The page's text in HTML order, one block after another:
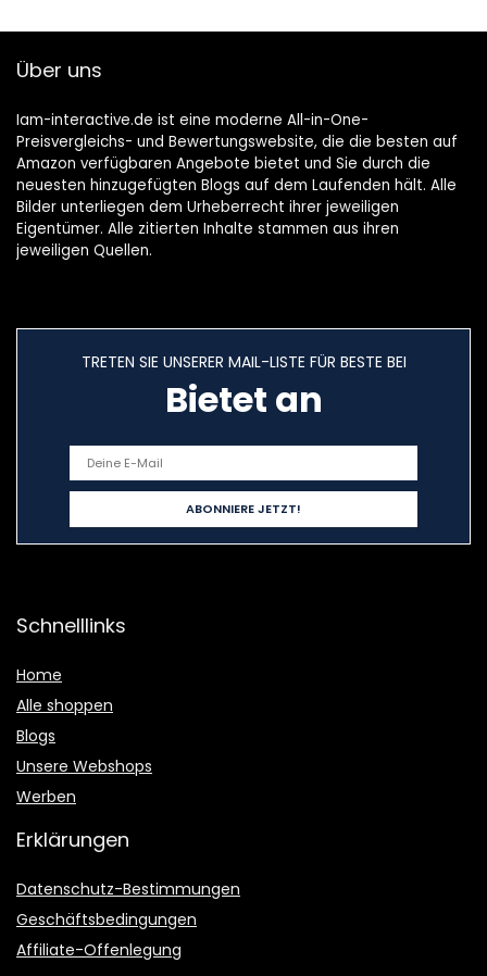
Über uns
Iam-interactive.de ist eine moderne All-in-One-
Preisvergleichs- und Bewertungswebsite, die die besten auf
Amazon verfügbaren Angebote bietet und Sie durch die
neuesten hinzugefügten Blogs auf dem Laufenden hält. Alle
Bilder unterliegen dem Urheberrecht ihrer jeweiligen
Eigentümer. Alle zitierten Inhalte stammen aus ihren
jeweiligen Quellen.
TRETEN SIE UNSERER MAIL-LISTE FÜR BESTE BEI
Bietet an
Schnelllinks
Home
Alle shoppen
Blogs
Unsere Webshops
Werben
Erklärungen
Datenschutz-Bestimmungen
Geschäftsbedingungen
Affiliate-Offenlegung